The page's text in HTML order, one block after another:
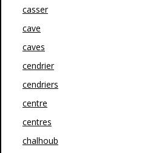
casser
cave
caves
cendrier
cendriers
centre
centres
chalhoub